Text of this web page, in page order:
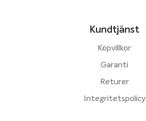
Kundtjänst
Köpvillkor
Garanti
Returer
Integritetspolicy